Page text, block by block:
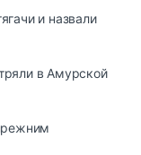
и назвали
в Амурской